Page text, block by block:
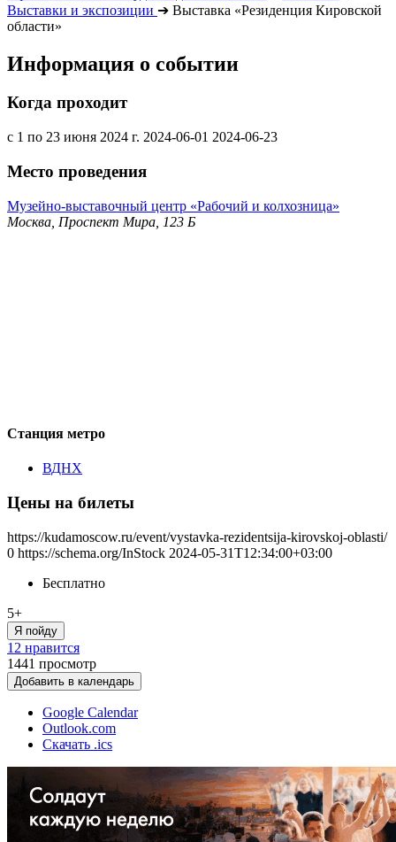
Выставки и экспозиции ➔ Выставка «Резиденция Кировской
области»
Информация о событии
Когда проходит
с 1 по 23 июня 2024 г. 2024-06-01 2024-06-23
Место проведения
Музейно-выставочный центр «Рабочий и колхозница»
Москва, Проспект Мира, 123 Б
Станция метро
ВДНХ
Цены на билеты
https://kudamoscow.ru/event/vystavka-rezidentsija-kirovskoj-oblasti/
0 https://schema.org/InStock 2024-05-31T12:34:00+03:00
Бесплатно
5+
Я пойду
12 нравится
1441 просмотр
Добавить в календарь
Google Calendar
Outlook.com
Скачать .ics